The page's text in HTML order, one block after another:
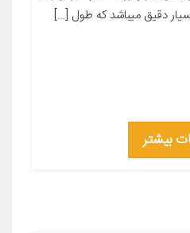
بسیار دقیق میباشد که طول […]
بیشتر